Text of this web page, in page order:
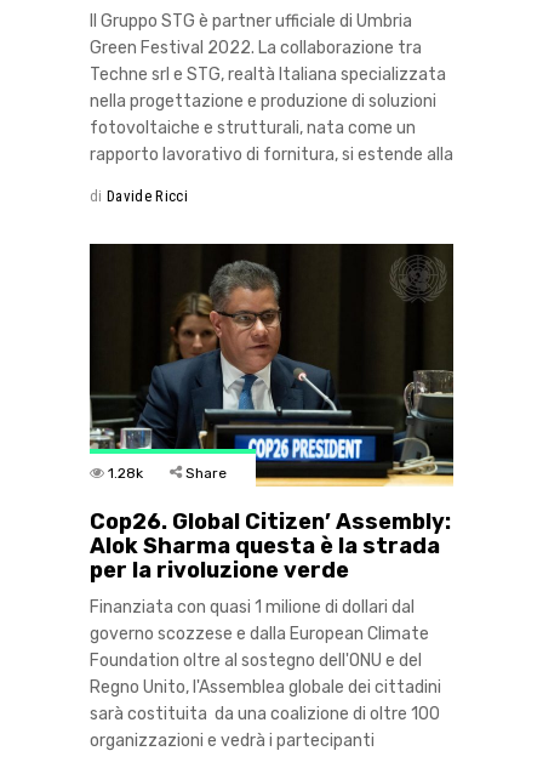
Il Gruppo STG è partner ufficiale di Umbria
Green Festival 2022. La collaborazione tra
Techne srl e STG, realtà Italiana specializzata
nella progettazione e produzione di soluzioni
fotovoltaiche e strutturali, nata come un
rapporto lavorativo di fornitura, si estende alla
di Davide Ricci
1.28k Share
Cop26. Global Citizen’ Assembly:
Alok Sharma questa è la strada
per la rivoluzione verde
Finanziata con quasi 1 milione di dollari dal
governo scozzese e dalla European Climate
Foundation oltre al sostegno dell'ONU e del
Regno Unito, l'Assemblea globale dei cittadini
sarà costituita da una coalizione di oltre 100
organizzazioni e vedrà i partecipanti